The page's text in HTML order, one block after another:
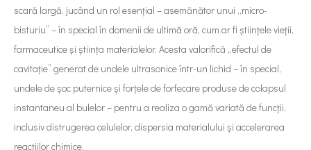
scară largă, jucând un rol esențial – asemănător unui „micro-
bisturiu” – în special în domenii de ultimă oră, cum ar fi științele vieții,
farmaceutice și știința materialelor. Acesta valorifică „efectul de
cavitație” generat de undele ultrasonice într-un lichid – în special,
undele de șoc puternice și forțele de forfecare produse de colapsul
instantaneu al bulelor – pentru a realiza o gamă variată de funcții,
inclusiv distrugerea celulelor, dispersia materialului și accelerarea
reacțiilor chimice.